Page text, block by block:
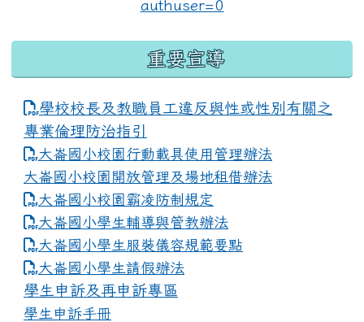
重要宣導
學校校長及教職員工違反與性或性別有關之
專業倫理防治指引
大崙國小校園行動載具使用管理辦法
大崙國小校園開放管理及場地租借辦法
大崙國小校園霸凌防制規定
大崙國小學生輔導與管教辦法
大崙國小學生服裝儀容規範要點
link to https://www.dles.tyc.edu.tw/uploads/
大崙國小學生請假辦法
學生申訴及再申訴專區
學生申訴手冊